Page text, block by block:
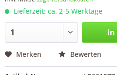
Lieferzeit: ca. 2-5 Werktage
In
Merken Bewerten